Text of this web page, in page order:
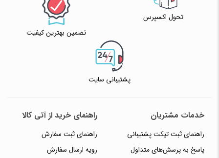
تحول اکسپرس
تضمین بهترین کیفیت
پشتیبانی سایت
خدمات مشتریان
راهنمای ثبت تیکت پشتیبانی
پاسخ به پرسش‌های متداول
راهنمای خرید از آتی کالا
راهنمای ثبت سفارش
رویه ارسال سفارش